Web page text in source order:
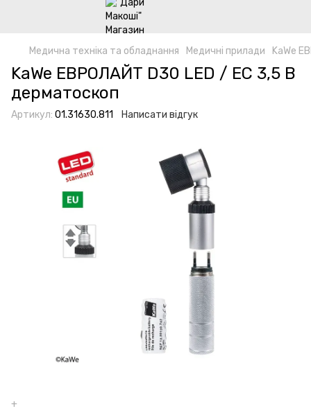
Медична техніка та обладнання Медичні прилади KaWe
KaWe EВРОЛАЙТ D30 LED / EC 3,5 B
дерматоскоп
Артикул: 01.31630.811 Написати відгук
+